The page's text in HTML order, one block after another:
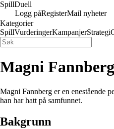
SpillDuell
Logg påRegisterMail nyheter
Kategorier
SpillVurderingerKampanjerStrategi
Magni
Magni Fannberg er en enestående
han har hatt på samfunnet.
Bakgrunn